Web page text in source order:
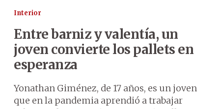
Interior
Entre barniz y valentía, un
joven convierte los pallets en
esperanza
Yonathan Giménez, de 17 años, es un joven
que en la pandemia aprendió a trabajar